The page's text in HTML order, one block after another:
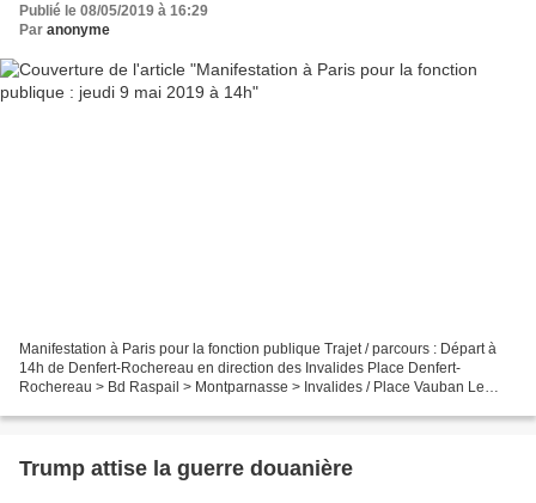
Publié le 08/05/2019 à 16:29
Par anonyme
Manifestation à Paris pour la fonction publique Trajet / parcours : Départ à
14h de Denfert-Rochereau en direction des Invalides Place Denfert-
Rochereau > Bd Raspail > Montparnasse > Invalides / Place Vauban Le
Trump attise la guerre douanière